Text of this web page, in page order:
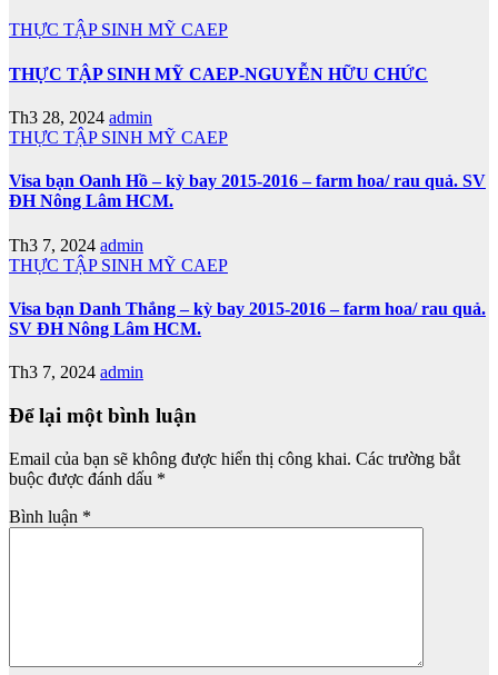
THỰC TẬP SINH MỸ CAEP
THỰC TẬP SINH MỸ CAEP-NGUYỄN HỮU CHỨC
Th3 28, 2024 admin
THỰC TẬP SINH MỸ CAEP
Visa bạn Oanh Hồ – kỳ bay 2015-2016 – farm hoa/ rau quả. SV
ĐH Nông Lâm HCM.
Th3 7, 2024 admin
THỰC TẬP SINH MỸ CAEP
Visa bạn Danh Thắng – kỳ bay 2015-2016 – farm hoa/ rau quả.
SV ĐH Nông Lâm HCM.
Th3 7, 2024 admin
Để lại một bình luận
Email của bạn sẽ không được hiển thị công khai. Các trường bắt
buộc được đánh dấu *
Bình luận *